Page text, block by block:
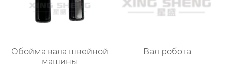
Обойма вала швейной
машины
Вал робота